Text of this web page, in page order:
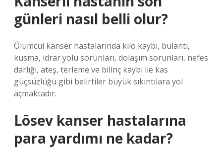
günleri nasıl belli olur?
Ölümcül kanser hastalarında kilo kaybı, bulantı,
kusma, idrar yolu sorunları, dolaşım sorunları, nefes
darlığı, ateş, terleme ve bilinç kaybı ile kas
güçsüzlüğü gibi belirtiler büyük sıkıntılara yol
açmaktadır.
Lösev kanser hastalarına
para yardımı ne kadar?